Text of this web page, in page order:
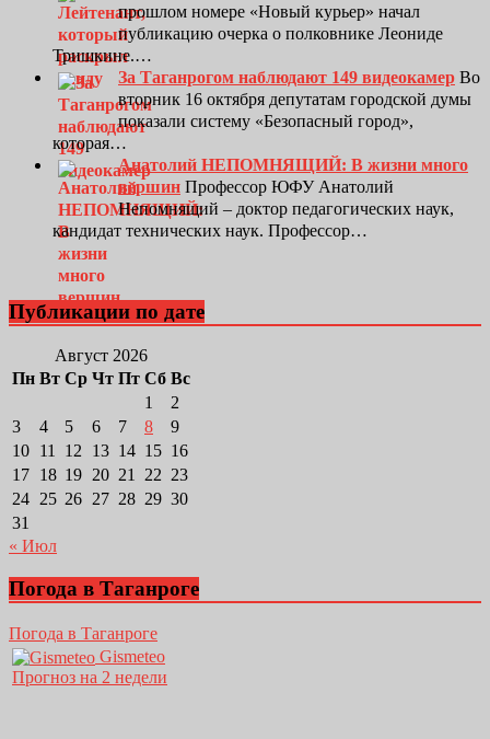
прошлом номере «Новый курьер» начал
публикацию очерка о полковнике Леониде
Тришкине.…
За Таганрогом наблюдают 149 видеокамер Во
вторник 16 октября депутатам городской думы
показали систему «Безопасный город»,
которая…
Анатолий НЕПОМНЯЩИЙ: В жизни много
вершин Профессор ЮФУ Анатолий
Непомнящий – доктор педагогических наук,
кандидат технических наук. Профессор…
Публикации по дате
Август 2026
Пн Вт Ср Чт Пт Сб Вс
1
2
3
4 5 6 7 8
9
10 11 12 13 14 15 16
17 18 19 20 21 22 23
24 25 26 27 28 29 30
31
« Июл
Погода в Таганроге
Погода в Таганроге
Gismeteo
Прогноз на 2 недели